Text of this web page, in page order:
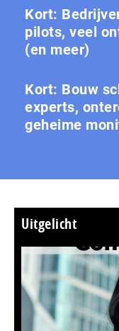
Kort:
pilots, veel
(en meer)
Kort: Bouw
experts,
geheime
Uitgelicht